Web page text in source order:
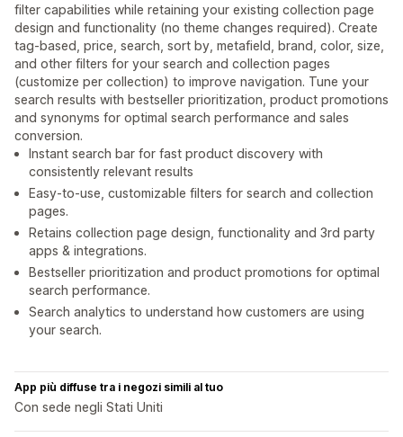
filter capabilities while retaining your existing collection page
design and functionality (no theme changes required). Create
tag-based, price, search, sort by, metafield, brand, color, size,
and other filters for your search and collection pages
(customize per collection) to improve navigation. Tune your
search results with bestseller prioritization, product promotions
and synonyms for optimal search performance and sales
conversion.
Instant search bar for fast product discovery with
consistently relevant results
Easy-to-use, customizable filters for search and collection
pages.
Retains collection page design, functionality and 3rd party
apps & integrations.
Bestseller prioritization and product promotions for optimal
search performance.
Search analytics to understand how customers are using
your search.
App più diffuse tra i negozi simili al tuo
Con sede negli Stati Uniti